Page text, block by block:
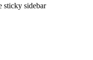
sticky sidebar